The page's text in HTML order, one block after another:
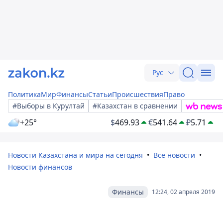
Рус
ПолитикаМирФинансыСтатьиПроисшествияПраво
#Выборы в Курултай
#Казахстан в сравнении
+25° $469.93 €541.64 ₽5.71
Новости Казахстана и мира на сегодня
Все новости
Новости финансов
12:24, 02 апреля 2019
Финансы